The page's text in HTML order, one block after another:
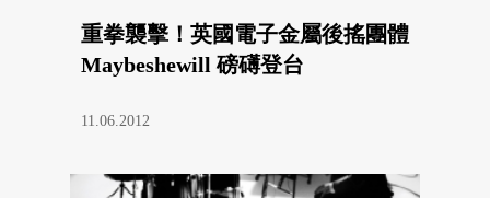
重拳襲擊！英國電子金屬後搖團體
Maybeshewill 磅礡登台
11.06.2012